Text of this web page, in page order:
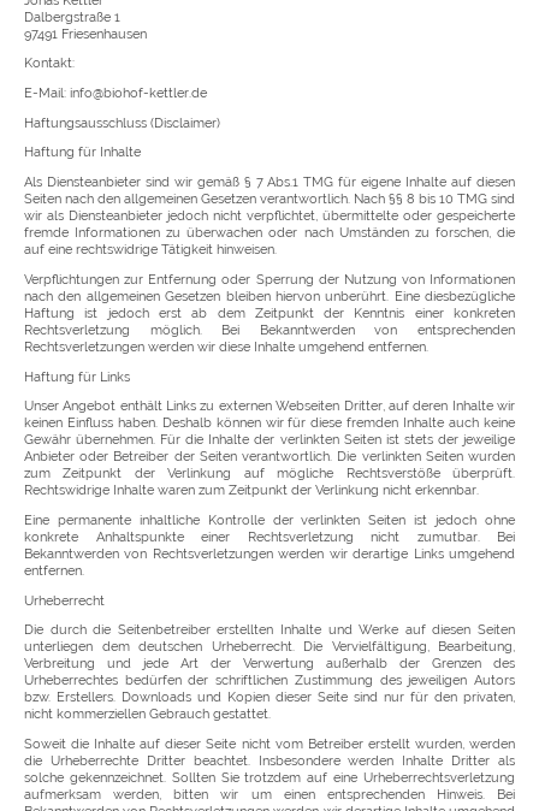
Dalbergstraße 1
97491 Friesenhausen
Kontakt:
E-Mail: info@biohof-kettler.de
Haftungsausschluss (Disclaimer)
Haftung für Inhalte
Als Diensteanbieter sind wir gemäß § 7 Abs.1 TMG für eigene Inhalte auf diesen
Seiten nach den allgemeinen Gesetzen verantwortlich. Nach §§ 8 bis 10 TMG sind
wir als Diensteanbieter jedoch nicht verpflichtet, übermittelte oder gespeicherte
fremde Informationen zu überwachen oder nach Umständen zu forschen, die
auf eine rechtswidrige Tätigkeit hinweisen.
Verpflichtungen zur Entfernung oder Sperrung der Nutzung von Informationen
nach den allgemeinen Gesetzen bleiben hiervon unberührt. Eine diesbezügliche
Haftung ist jedoch erst ab dem Zeitpunkt der Kenntnis einer konkreten
Rechtsverletzung möglich. Bei Bekanntwerden von entsprechenden
Rechtsverletzungen werden wir diese Inhalte umgehend entfernen.
Haftung für Links
Unser Angebot enthält Links zu externen Webseiten Dritter, auf deren Inhalte wir
keinen Einfluss haben. Deshalb können wir für diese fremden Inhalte auch keine
Gewähr übernehmen. Für die Inhalte der verlinkten Seiten ist stets der jeweilige
Anbieter oder Betreiber der Seiten verantwortlich. Die verlinkten Seiten wurden
zum Zeitpunkt der Verlinkung auf mögliche Rechtsverstöße überprüft.
Rechtswidrige Inhalte waren zum Zeitpunkt der Verlinkung nicht erkennbar.
Eine permanente inhaltliche Kontrolle der verlinkten Seiten ist jedoch ohne
konkrete Anhaltspunkte einer Rechtsverletzung nicht zumutbar. Bei
Bekanntwerden von Rechtsverletzungen werden wir derartige Links umgehend
entfernen.
Urheberrecht
Die durch die Seitenbetreiber erstellten Inhalte und Werke auf diesen Seiten
unterliegen dem deutschen Urheberrecht. Die Vervielfältigung, Bearbeitung,
Verbreitung und jede Art der Verwertung außerhalb der Grenzen des
Urheberrechtes bedürfen der schriftlichen Zustimmung des jeweiligen Autors
bzw. Erstellers. Downloads und Kopien dieser Seite sind nur für den privaten,
nicht kommerziellen Gebrauch gestattet.
Soweit die Inhalte auf dieser Seite nicht vom Betreiber erstellt wurden, werden
die Urheberrechte Dritter beachtet. Insbesondere werden Inhalte Dritter als
solche gekennzeichnet. Sollten Sie trotzdem auf eine Urheberrechtsverletzung
aufmerksam werden, bitten wir um einen entsprechenden Hinweis. Bei